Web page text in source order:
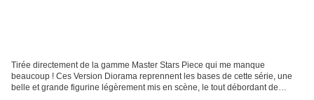
Tirée directement de la gamme Master Stars Piece qui me manque
beaucoup ! Ces Version Diorama reprennent les bases de cette série, une
belle et grande figurine légèrement mis en scène, le tout débordant de